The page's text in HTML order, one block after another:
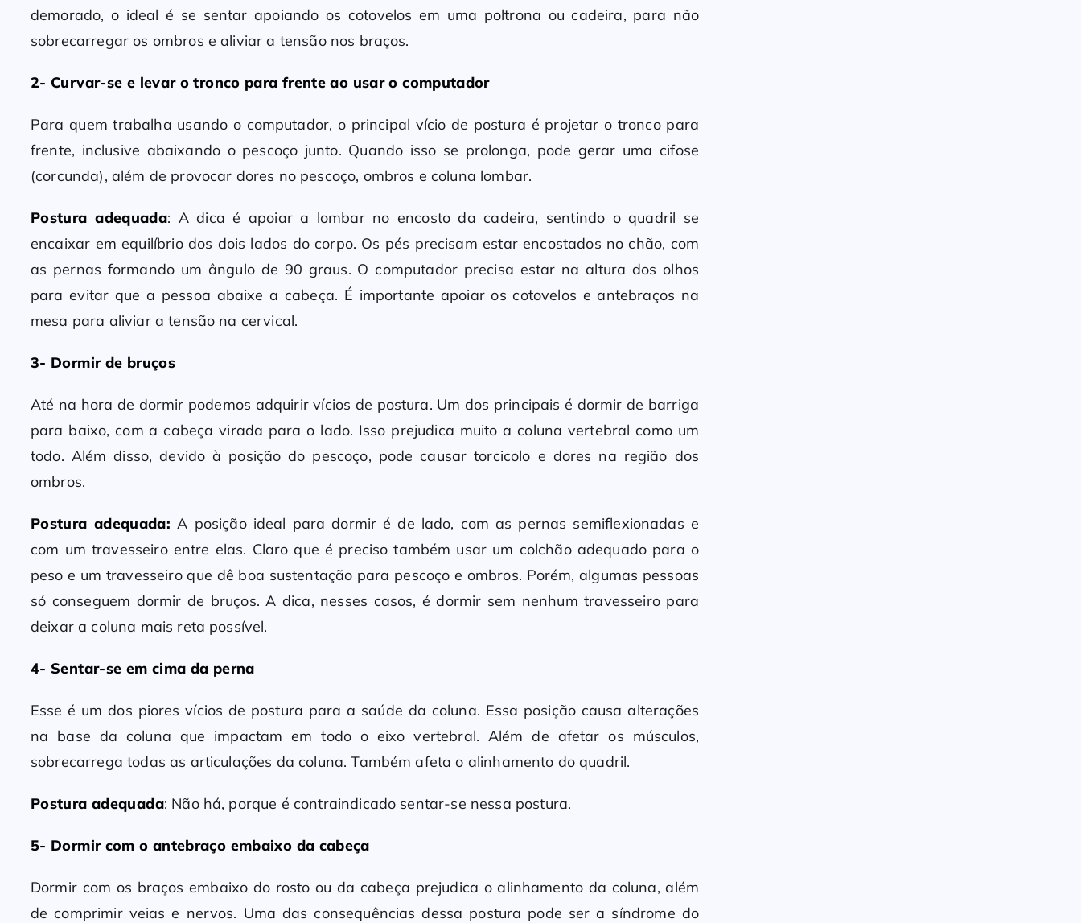
demorado, o ideal é se sentar apoiando os cotovelos em uma poltrona ou cadeira, para não
sobrecarregar os ombros e aliviar a tensão nos braços.
2- Curvar-se e levar o tronco para frente ao usar o computador
Para quem trabalha usando o computador, o principal vício de postura é projetar o tronco para
frente, inclusive abaixando o pescoço junto. Quando isso se prolonga, pode gerar uma cifose
(corcunda), além de provocar dores no pescoço, ombros e coluna lombar.
Postura adequada: A dica é apoiar a lombar no encosto da cadeira, sentindo o quadril se
encaixar em equilíbrio dos dois lados do corpo. Os pés precisam estar encostados no chão, com
as pernas formando um ângulo de 90 graus. O computador precisa estar na altura dos olhos
para evitar que a pessoa abaixe a cabeça. É importante apoiar os cotovelos e antebraços na
mesa para aliviar a tensão na cervical.
3- Dormir de bruços
Até na hora de dormir podemos adquirir vícios de postura. Um dos principais é dormir de barriga
para baixo, com a cabeça virada para o lado. Isso prejudica muito a coluna vertebral como um
todo. Além disso, devido à posição do pescoço, pode causar torcicolo e dores na região dos
ombros.
Postura adequada:A posição ideal para dormir é de lado, com as pernas semiflexionadas e
com um travesseiro entre elas. Claro que é preciso também usar um colchão adequado para o
peso e um travesseiro que dê boa sustentação para pescoço e ombros. Porém, algumas pessoas
só conseguem dormir de bruços. A dica, nesses casos, é dormir sem nenhum travesseiro para
deixar a coluna mais reta possível.
4- Sentar-se em cima da perna
Esse é um dos piores vícios de postura para a saúde da coluna. Essa posição causa alterações
na base da coluna que impactam em todo o eixo vertebral. Além de afetar os músculos,
sobrecarrega todas as articulações da coluna. Também afeta o alinhamento do quadril.
Postura adequada: Não há, porque é contraindicado sentar-se nessa postura.
5- Dormir com o antebraço embaixo da cabeça
Dormir com os braços embaixo do rosto ou da cabeça prejudica o alinhamento da coluna, além
de comprimir veias e nervos. Uma das consequências dessa postura pode ser a síndrome do